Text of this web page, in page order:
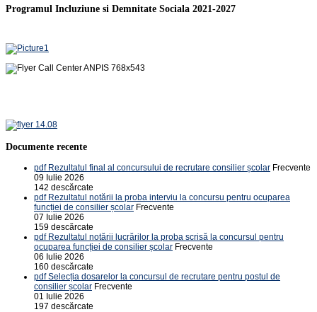
Programul Incluziune si Demnitate Sociala 2021-2027
Documente recente
pdf Rezultatul final al concursului de recrutare consilier școlar Frecvente
09 Iulie 2026
142 descărcate
pdf Rezultatul notării la proba interviu la concursu pentru ocuparea
funcției de consilier școlar Frecvente
07 Iulie 2026
159 descărcate
pdf Rezultatul notării lucrărilor la proba scrisă la concursul pentru
ocuparea funcției de consilier școlar Frecvente
06 Iulie 2026
160 descărcate
pdf Selecția dosarelor la concursul de recrutare pentru postul de
consilier școlar Frecvente
01 Iulie 2026
197 descărcate